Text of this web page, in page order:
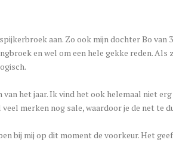
aan. Zo ook mijn dochter Bo
en wel om een hele gekke reden.
het jaar. Ik vind het ook helemaal niet
merken nog sale, waardoor je de net
bij mij op dit moment de voorkeur. Het